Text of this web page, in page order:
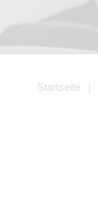
Startseite